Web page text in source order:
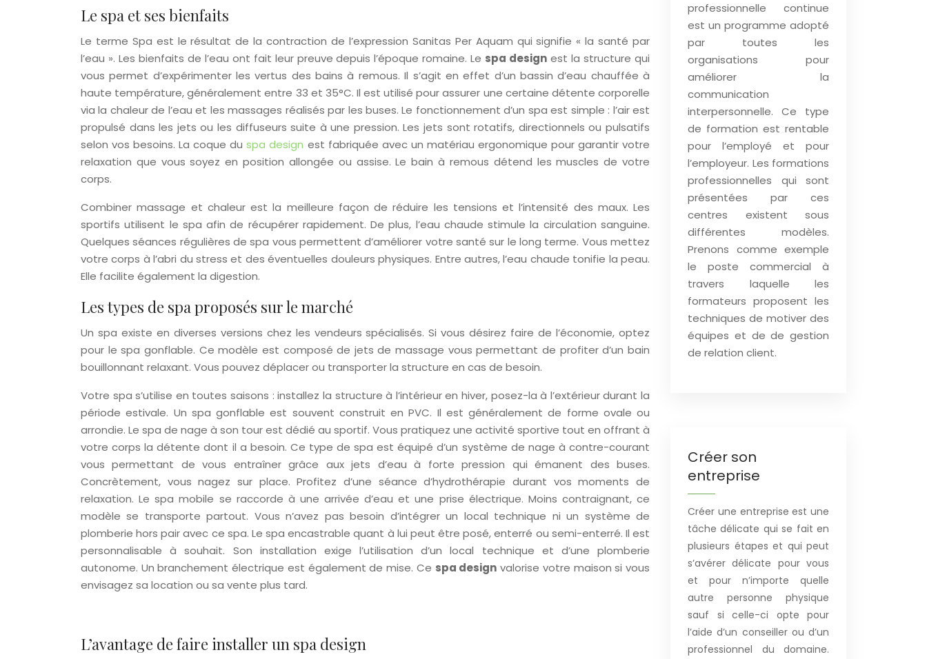
Le spa et ses bienfaits
Le terme Spa est le résultat de la contraction de l’expression Sanitas Per Aquam qui signifie « la santé par
l’eau ». Les bienfaits de l’eau ont fait leur preuve depuis l’époque romaine. Le spa design est la structure qui
vous permet d’expérimenter les vertus des bains à remous. Il s’agit en effet d’un bassin d’eau chauffée à
haute température, généralement entre 33 et 35°C. Il est utilisé pour assurer une certaine détente corporelle
via la chaleur de l’eau et les massages réalisés par les buses. Le fonctionnement d’un spa est simple : l’air est
propulsé dans les jets ou les diffuseurs suite à une pression. Les jets sont rotatifs, directionnels ou pulsatifs
selon vos besoins. La coque duspa design est fabriquée avec un matériau ergonomique pour garantir votre
relaxation que vous soyez en position allongée ou assise. Le bain à remous détend les muscles de votre
corps.
Combiner massage et chaleur est la meilleure façon de réduire les tensions et l’intensité des maux. Les
sportifs utilisent le spa afin de récupérer rapidement. De plus, l’eau chaude stimule la circulation sanguine.
Quelques séances régulières de spa vous permettent d’améliorer votre santé sur le long terme. Vous mettez
votre corps à l’abri du stress et des éventuelles douleurs physiques. Entre autres, l’eau chaude tonifie la peau.
Elle facilite également la digestion.
Les types de spa proposés sur le marché
Un spa existe en diverses versions chez les vendeurs spécialisés. Si vous désirez faire de l’économie, optez
pour le spa gonflable. Ce modèle est composé de jets de massage vous permettant de profiter d’un bain
bouillonnant relaxant. Vous pouvez déplacer ou transporter la structure en cas de besoin.
Votre spa s’utilise en toutes saisons : installez la structure à l’intérieur en hiver, posez-la à l’extérieur durant la
période estivale. Un spa gonflable est souvent construit en PVC. Il est généralement de forme ovale ou
arrondie. Le spa de nage à son tour est dédié au sportif. Vous pratiquez une activité sportive tout en offrant à
votre corps la détente dont il a besoin. Ce type de spa est équipé d’un système de nage à contre-courant
vous permettant de vous entraîner grâce aux jets d’eau à forte pression qui émanent des buses.
Concrètement, vous nagez sur place. Profitez d’une séance d’hydrothérapie durant vos moments de
relaxation. Le spa mobile se raccorde à une arrivée d’eau et une prise électrique. Moins contraignant, ce
modèle se transporte partout. Vous n’avez pas besoin d’intégrer un local technique ni un système de
plomberie hors pair avec ce spa. Le spa encastrable quant à lui peut être posé, enterré ou semi-enterré. Il est
personnalisable à souhait. Son installation exige l’utilisation d’un local technique et d’une plomberie
autonome. Un branchement électrique est également de mise. Ce spa design valorise votre maison si vous
envisagez sa location ou sa vente plus tard.
L’avantage de faire installer un spa design
professionnelle continue
est un programme adopté
par toutes les
organisations pour
améliorer la
communication
interpersonnelle. Ce type
de formation est rentable
pour l’employé et pour
l’employeur. Les formations
professionnelles qui sont
présentées par ces
centres existent sous
différentes modèles.
Prenons comme exemple
le poste commercial à
travers laquelle les
formateurs proposent les
techniques de motiver des
équipes et de de gestion
de relation client.
Créer son
entreprise
Créer une entreprise est une
tâche délicate qui se fait en
plusieurs étapes et qui peut
s’avérer délicate pour vous
et pour n’importe quelle
autre personne physique
sauf si celle-ci opte pour
l’aide d’un conseiller ou d’un
professionnel du domaine.